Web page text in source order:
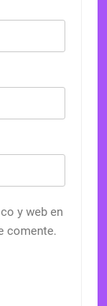
y web en
comente.